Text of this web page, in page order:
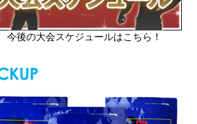
今後の大会スケジュールはこちら！